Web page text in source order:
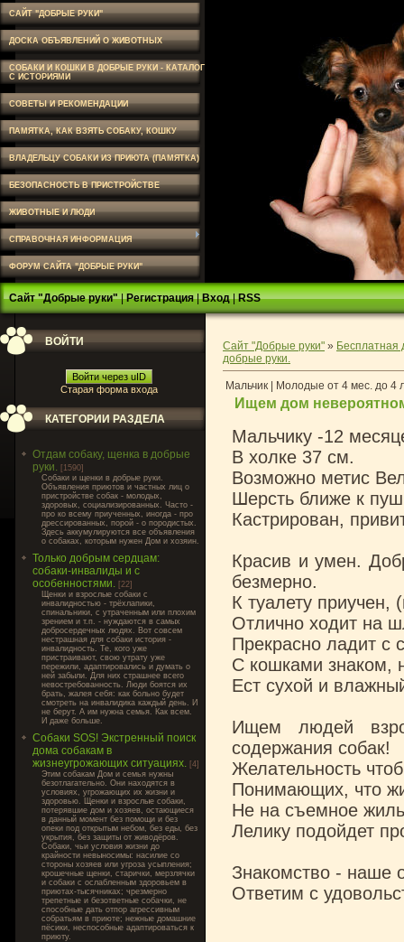
САЙТ "ДОБРЫЕ РУКИ"
ДОСКА ОБЪЯВЛЕНИЙ О ЖИВОТНЫХ
СОБАКИ И КОШКИ В ДОБРЫЕ РУКИ - КАТАЛОГ
С ИСТОРИЯМИ
СОВЕТЫ И РЕКОМЕНДАЦИИ
ПАМЯТКА, КАК ВЗЯТЬ СОБАКУ, КОШКУ
ВЛАДЕЛЬЦУ СОБАКИ ИЗ ПРИЮТА (ПАМЯТКА)
БЕЗОПАСНОСТЬ В ПРИСТРОЙСТВЕ
ЖИВОТНЫЕ И ЛЮДИ
СПРАВОЧНАЯ ИНФОРМАЦИЯ
ФОРУМ САЙТА "ДОБРЫЕ РУКИ"
Сайт "Добрые руки"|Регистрация|Вход|RSS
ВОЙТИ
Войти через uID
Старая форма входа
КАТЕГОРИИ РАЗДЕЛА
Отдам собаку, щенка в добрые
руки. [1590]
Cобаки и щенки в добрые руки.
Объявления приютов и частных лиц о
пристройстве собак - молодых,
здоровых, социализированных. Часто -
про ко всему приученных, иногда - про
дрессированных, порой - о породистых.
Здесь аккумулируются все объявления
о собаках, которым нужен Дом и хозяин.
Только добрым сердцам:
собаки-инвалиды и с
особенностями. [22]
Щенки и взрослые собаки с
инвалидностью - трёхлапики,
спинальники, с утраченным или плохим
зрением и т.п. - нуждаются в самых
добросердечных людях. Вот совсем
нестрашная для собаки история -
инвалидность. Те, кого уже
пристраивают, свою утрату уже
пережили, адаптировались и думать о
ней забыли. Для них страшнее всего
невостребованность. Люди боятся их
брать, жалея себя: как больно будет
смотреть на инвалидика каждый день. И
не берут. А им нужна семья. Как всем.
И даже больше.
Собаки SOS! Экстренный поиск
дома собакам в
жизнеугрожающих ситуациях. [4]
Этим собакам Дом и семья нужны
безотлагательно. Они находятся в
условиях, угрожающих их жизни и
здоровью. Щенки и взрослые собаки,
потерявшие дом и хозяев, остающиеся
в данный момент без помощи и без
опеки под открытым небом, без еды, без
укрытия, без защиты от живодёров.
Собаки, чьи условия жизни до
крайности невыносимы: насилие со
стороны хозяев или угроза усыпления;
крошечные щенки, старички, мерзлячки
и собаки с ослабленным здоровьем в
приютах-тысячниках; чрезмерно
трепетные и безответные собачки, не
способные дать отпор агрессивным
собратьям в приюте; нежные домашние
пёсики, неспособные адаптироваться к
приюту.
Сайт "Добрые руки" » Бесплатная
добрые руки.
Мальчик | Молодые от 4 мес. до 4
Ищем дом
Мальчику -12
В холке 37 см.
Возможно метис
Шерсть ближе к
Кастрирован,
Красив и умен.
безмерно.
К туалету приучен,
Отлично ходит на
Прекрасно ладит с
С кошками знаком,
Ест сухой и
Ищем людей
содержания собак!
Желательность
Понимающих, что
Не на съемное
Лелику подойдет
Знакомство - наше
Ответим с